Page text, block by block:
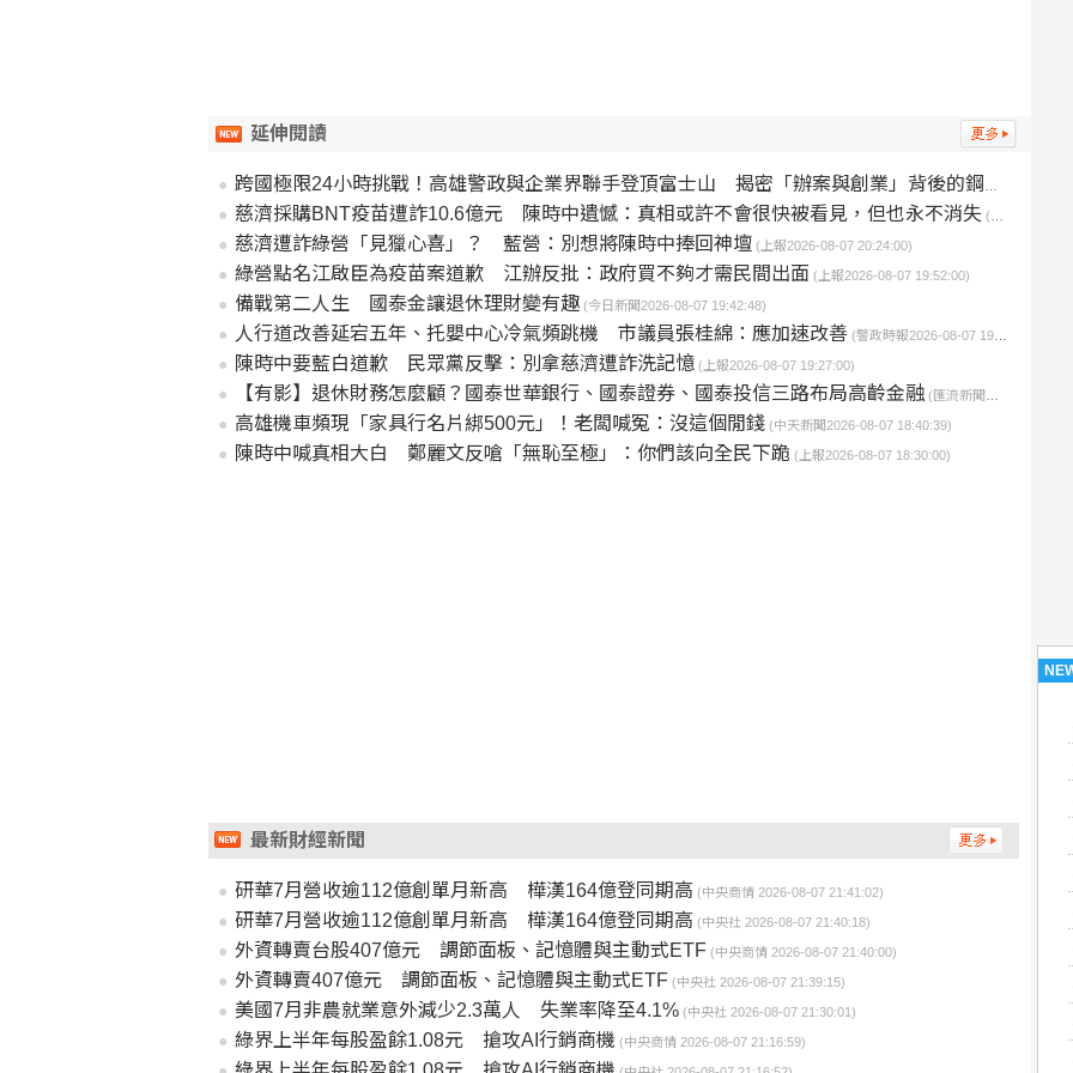
延伸閱讀
跨國極限24小時挑戰！高雄警政與企業界聯手登頂富士山 揭密「辦案與創業」背後的鋼鐵毅力
慈濟採購BNT疫苗遭詐10.6億元 陳時中遺憾：真相或許不會很快被看見，但也永不消失 (台灣好新聞2026-08-07 20:30:00)
慈濟遭詐綠營「見獵心喜」？ 藍營：別想將陳時中捧回神壇 (上報2026-08-07 20:24:00)
綠營點名江啟臣為疫苗案道歉 江辦反批：政府買不夠才需民間出面 (上報2026-08-07 19:52:00)
備戰第二人生 國泰金讓退休理財變有趣 (今日新聞2026-08-07 19:42:48)
人行道改善延宕五年、托嬰中心冷氣頻跳機 市議員張桂綿：應加速改善 (警政時報2026-08-07 19:32:14)
陳時中要藍白道歉 民眾黨反擊：別拿慈濟遭詐洗記憶 (上報2026-08-07 19:27:00)
【有影】退休財務怎麼顧？國泰世華銀行、國泰證券、國泰投信三路布局高齡金融 (匯流新聞網2026-08-07 18:42:21)
高雄機車頻現「家具行名片綁500元」！老闆喊冤：沒這個閒錢 (中天新聞2026-08-07 18:40:39)
陳時中喊真相大白 鄭麗文反嗆「無恥至極」：你們該向全民下跪 (上報2026-08-07 18:30:00)
最新財經新聞
研華7月營收逾112億創單月新高 樺漢164億登同期高 (中央商情 2026-08-07 21:41:02)
研華7月營收逾112億創單月新高 樺漢164億登同期高 (中央社 2026-08-07 21:40:18)
外資轉賣台股407億元 調節面板、記憶體與主動式ETF (中央商情 2026-08-07 21:40:00)
外資轉賣407億元 調節面板、記憶體與主動式ETF (中央社 2026-08-07 21:39:15)
美國7月非農就業意外減少2.3萬人 失業率降至4.1% (中央社 2026-08-07 21:30:01)
綠界上半年每股盈餘1.08元 搶攻AI行銷商機 (中央商情 2026-08-07 21:16:59)